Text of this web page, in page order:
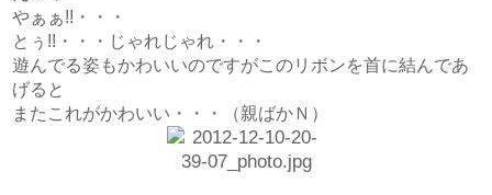
やぁぁ!!・・・
とぅ!!・・・じゃれじゃれ・・・
遊んでる姿もかわいいのですがこのリボンを首に結んであ
げると
またこれがかわいい・・・（親ばかＮ）